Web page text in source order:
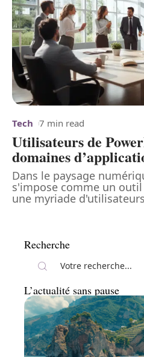
Tech 7 min read
Utilisateurs de
domaines
Dans le paysage
s'impose comme un
une myriade
Recherche
L’actualité sans pause